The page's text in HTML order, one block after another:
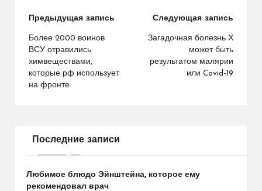
Навигация
по
записям
Предыдущая запись
Более 2000 воинов
ВСУ отравились
химвеществами,
которые рф использует
на фронте
Следующая запись
Загадочная болезнь Х
может быть
результатом малярии
или Covid-19
Последние записи
Любимое блюдо Эйнштейна, которое ему
рекомендовал врач